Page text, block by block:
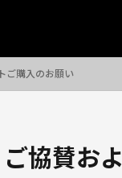
ご購入のお願い
協賛およ